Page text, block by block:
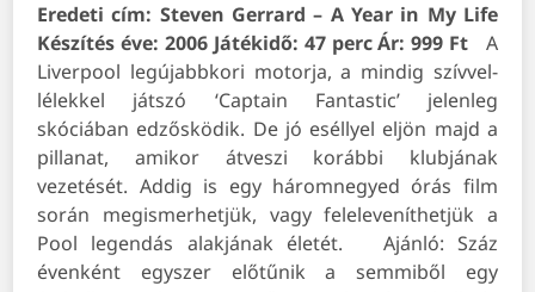
Eredeti cím: Steven Gerrard – A Year in My Life
Készítés éve: 2006 Játékidő: 47 perc Ár: 999 Ft
A
Liverpool legújabbkori motorja, a mindig szívvel-
lélekkel játszó ‘Captain Fantastic’ jelenleg
skóciában edzősködik. De jó eséllyel eljön majd a
pillanat, amikor átveszi korábbi klubjának
vezetését. Addig is egy háromnegyed órás film
során megismerhetjük, vagy feleleveníthetjük a
Pool legendás alakjának életét.
Ajánló: Száz
évenként egyszer előtűnik a semmiből egy